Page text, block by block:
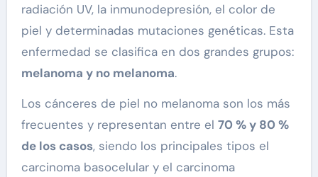
radiación UV, la inmunodepresión, el color de
piel y determinadas mutaciones genéticas. Esta
enfermedad se clasifica en dos grandes grupos:
melanoma y no melanoma.
Los cánceres de piel no melanoma son los más
frecuentes y representan entre el 70 % y 80 %
de los casos, siendo los principales tipos el
carcinoma basocelular y el carcinoma